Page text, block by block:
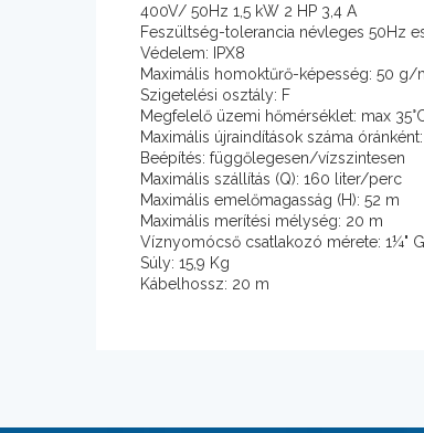
400V/ 50Hz 1,5 kW 2 HP 3,4 A
Feszültség-tolerancia névleges 50Hz
Védelem: IPX8
Maximális homoktűrő-képesség: 50 g/
Szigetelési osztály: F
Megfelelő üzemi hőmérséklet: max
Maximális újraindítások száma
Beépítés: függőlegesen/vízszintesen
Maximális szállítás (Q): 160 liter/perc
Maximális emelőmagasság (H): 52 m
Maximális merítési mélység: 20 m
Víznyomócső csatlakozó mérete: 1¼"
Súly: 15,9 Kg
Kábelhossz: 20 m